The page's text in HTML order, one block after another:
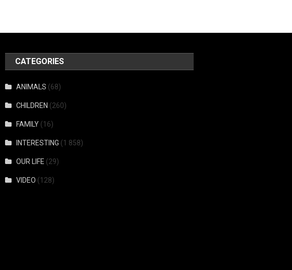
CATEGORIES
ANIMALS (68)
CHILDREN (260)
FAMILY (16)
INTERESTING (1 858)
OUR LIFE (29)
VIDEO (128)